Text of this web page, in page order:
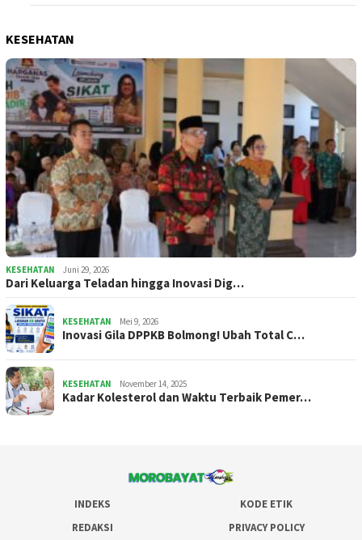
KESEHATAN
KESEHATAN Juni 29, 2026
Dari Keluarga Teladan hingga Inovasi Dig…
KESEHATAN Mei 9, 2026
Inovasi Gila DPPKB Bolmong! Ubah Total C…
KESEHATAN November 14, 2025
Kadar Kolesterol dan Waktu Terbaik Pemer…
INDEKS
KODE ETIK
REDAKSI
PRIVACY POLICY